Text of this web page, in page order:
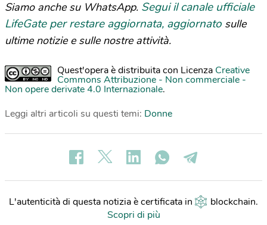
Siamo anche su WhatsApp. Segui il canale ufficiale
LifeGate per restare aggiornata, aggiornato sulle
ultime notizie e sulle nostre attività.
Quest'opera è distribuita con Licenza Creative
Commons Attribuzione - Non commerciale -
Non opere derivate 4.0 Internazionale.
Leggi altri articoli su questi temi: Donne
L'autenticità di questa notizia è certificata in blockchain.
Scopri di più